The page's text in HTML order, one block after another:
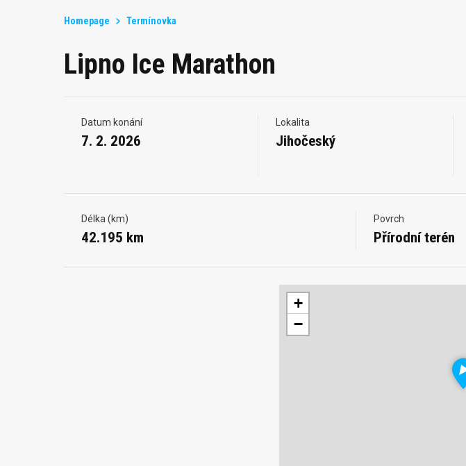
Homepage Termínovka
Lipno Ice Marathon
Datum konání
7. 2. 2026
Lokalita
Jihočeský
Délka (km)
42.195 km
Povrch
Přírodní terén
+
−